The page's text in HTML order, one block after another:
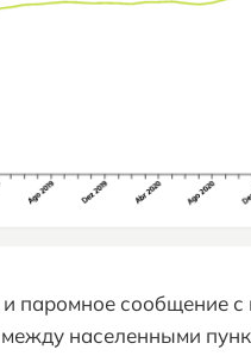
паромное сообщение с
населенными